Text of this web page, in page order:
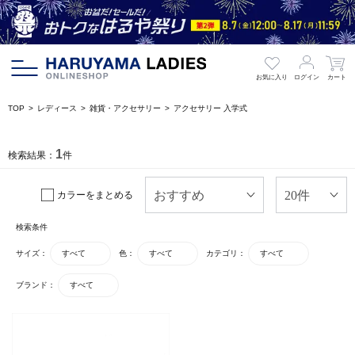
お気に入り ログイン カート
TOP レディース 雑貨・アクセサリー アクセサリー 入学式
検索結果： 1件
カラーをまとめる
検索条件
サイズ： すべて 色： すべて カテゴリ： すべて
ブランド： すべて